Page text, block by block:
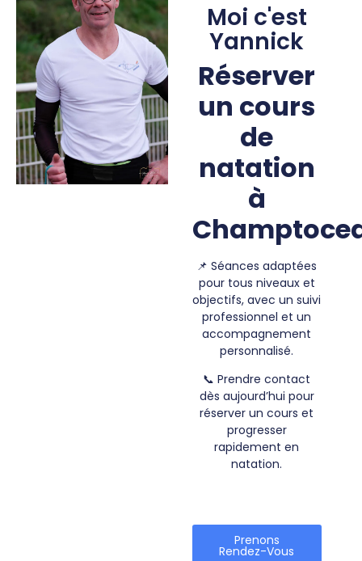
Moi c'est
Yannick
Réserver
un cours
de
natation
à
📌Séances adaptées
pour tous niveaux et
objectifs, avec un suivi
professionnel et un
accompagnement
personnalisé.
📞Prendre contact
dès aujourd’hui pour
réserver un cours et
progresser
rapidement en
natation.
Prenons
Rendez-Vous